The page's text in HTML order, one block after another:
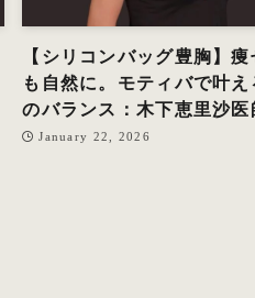
【シリコンバッグ豊胸】
も自然に。モティバで叶え
のバランス：木下恵里沙医
January 22, 2026